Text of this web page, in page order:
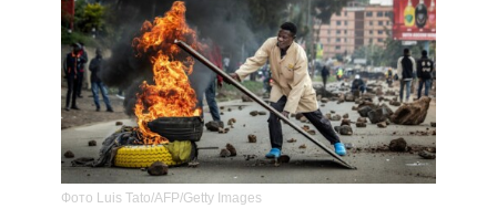
Фото Luis Tato/AFP/Getty Images